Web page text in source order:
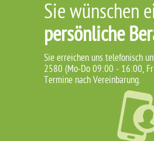
Sie wünschen
persönliche
Sie erreichen uns telefonisch
2580 (Mo-Do 09:00 - 16:00,
Termine nach Vereinbarung.